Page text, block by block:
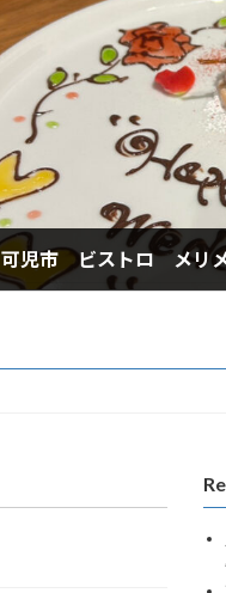
可児市 ビストロ メリ